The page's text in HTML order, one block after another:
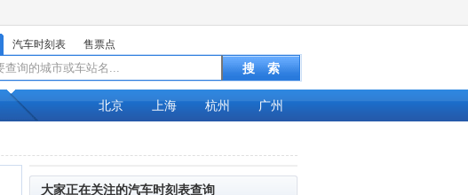
汽车时刻表 售票点
北京 上海 杭州 广州
大家正在关注的汽车时刻表查询